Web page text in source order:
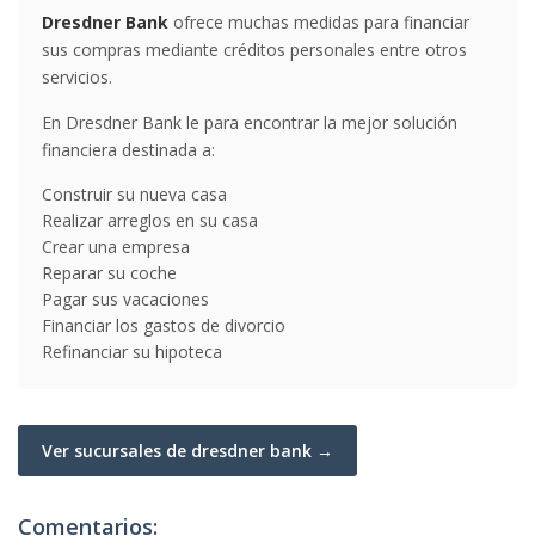
Dresdner Bank ofrece muchas medidas para financiar
sus compras mediante créditos personales entre otros
servicios.
En Dresdner Bank le para encontrar la mejor solución
financiera destinada a:
Construir su nueva casa
Realizar arreglos en su casa
Crear una empresa
Reparar su coche
Pagar sus vacaciones
Financiar los gastos de divorcio
Refinanciar su hipoteca
Ver sucursales de dresdner bank →
Comentarios: